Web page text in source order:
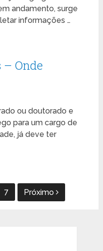
andamento, surge
informações …
– Onde
ou doutorado e
para um cargo de
já deve ter
7 Próximo